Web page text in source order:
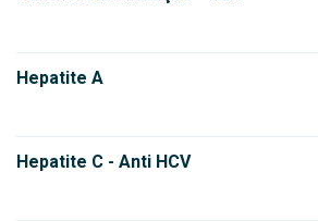
Hepatite A
Hepatite C - Anti HCV